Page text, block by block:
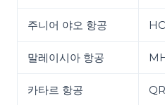
주니어 야오 항공
말레이시아 항공
카타르 항공 QR